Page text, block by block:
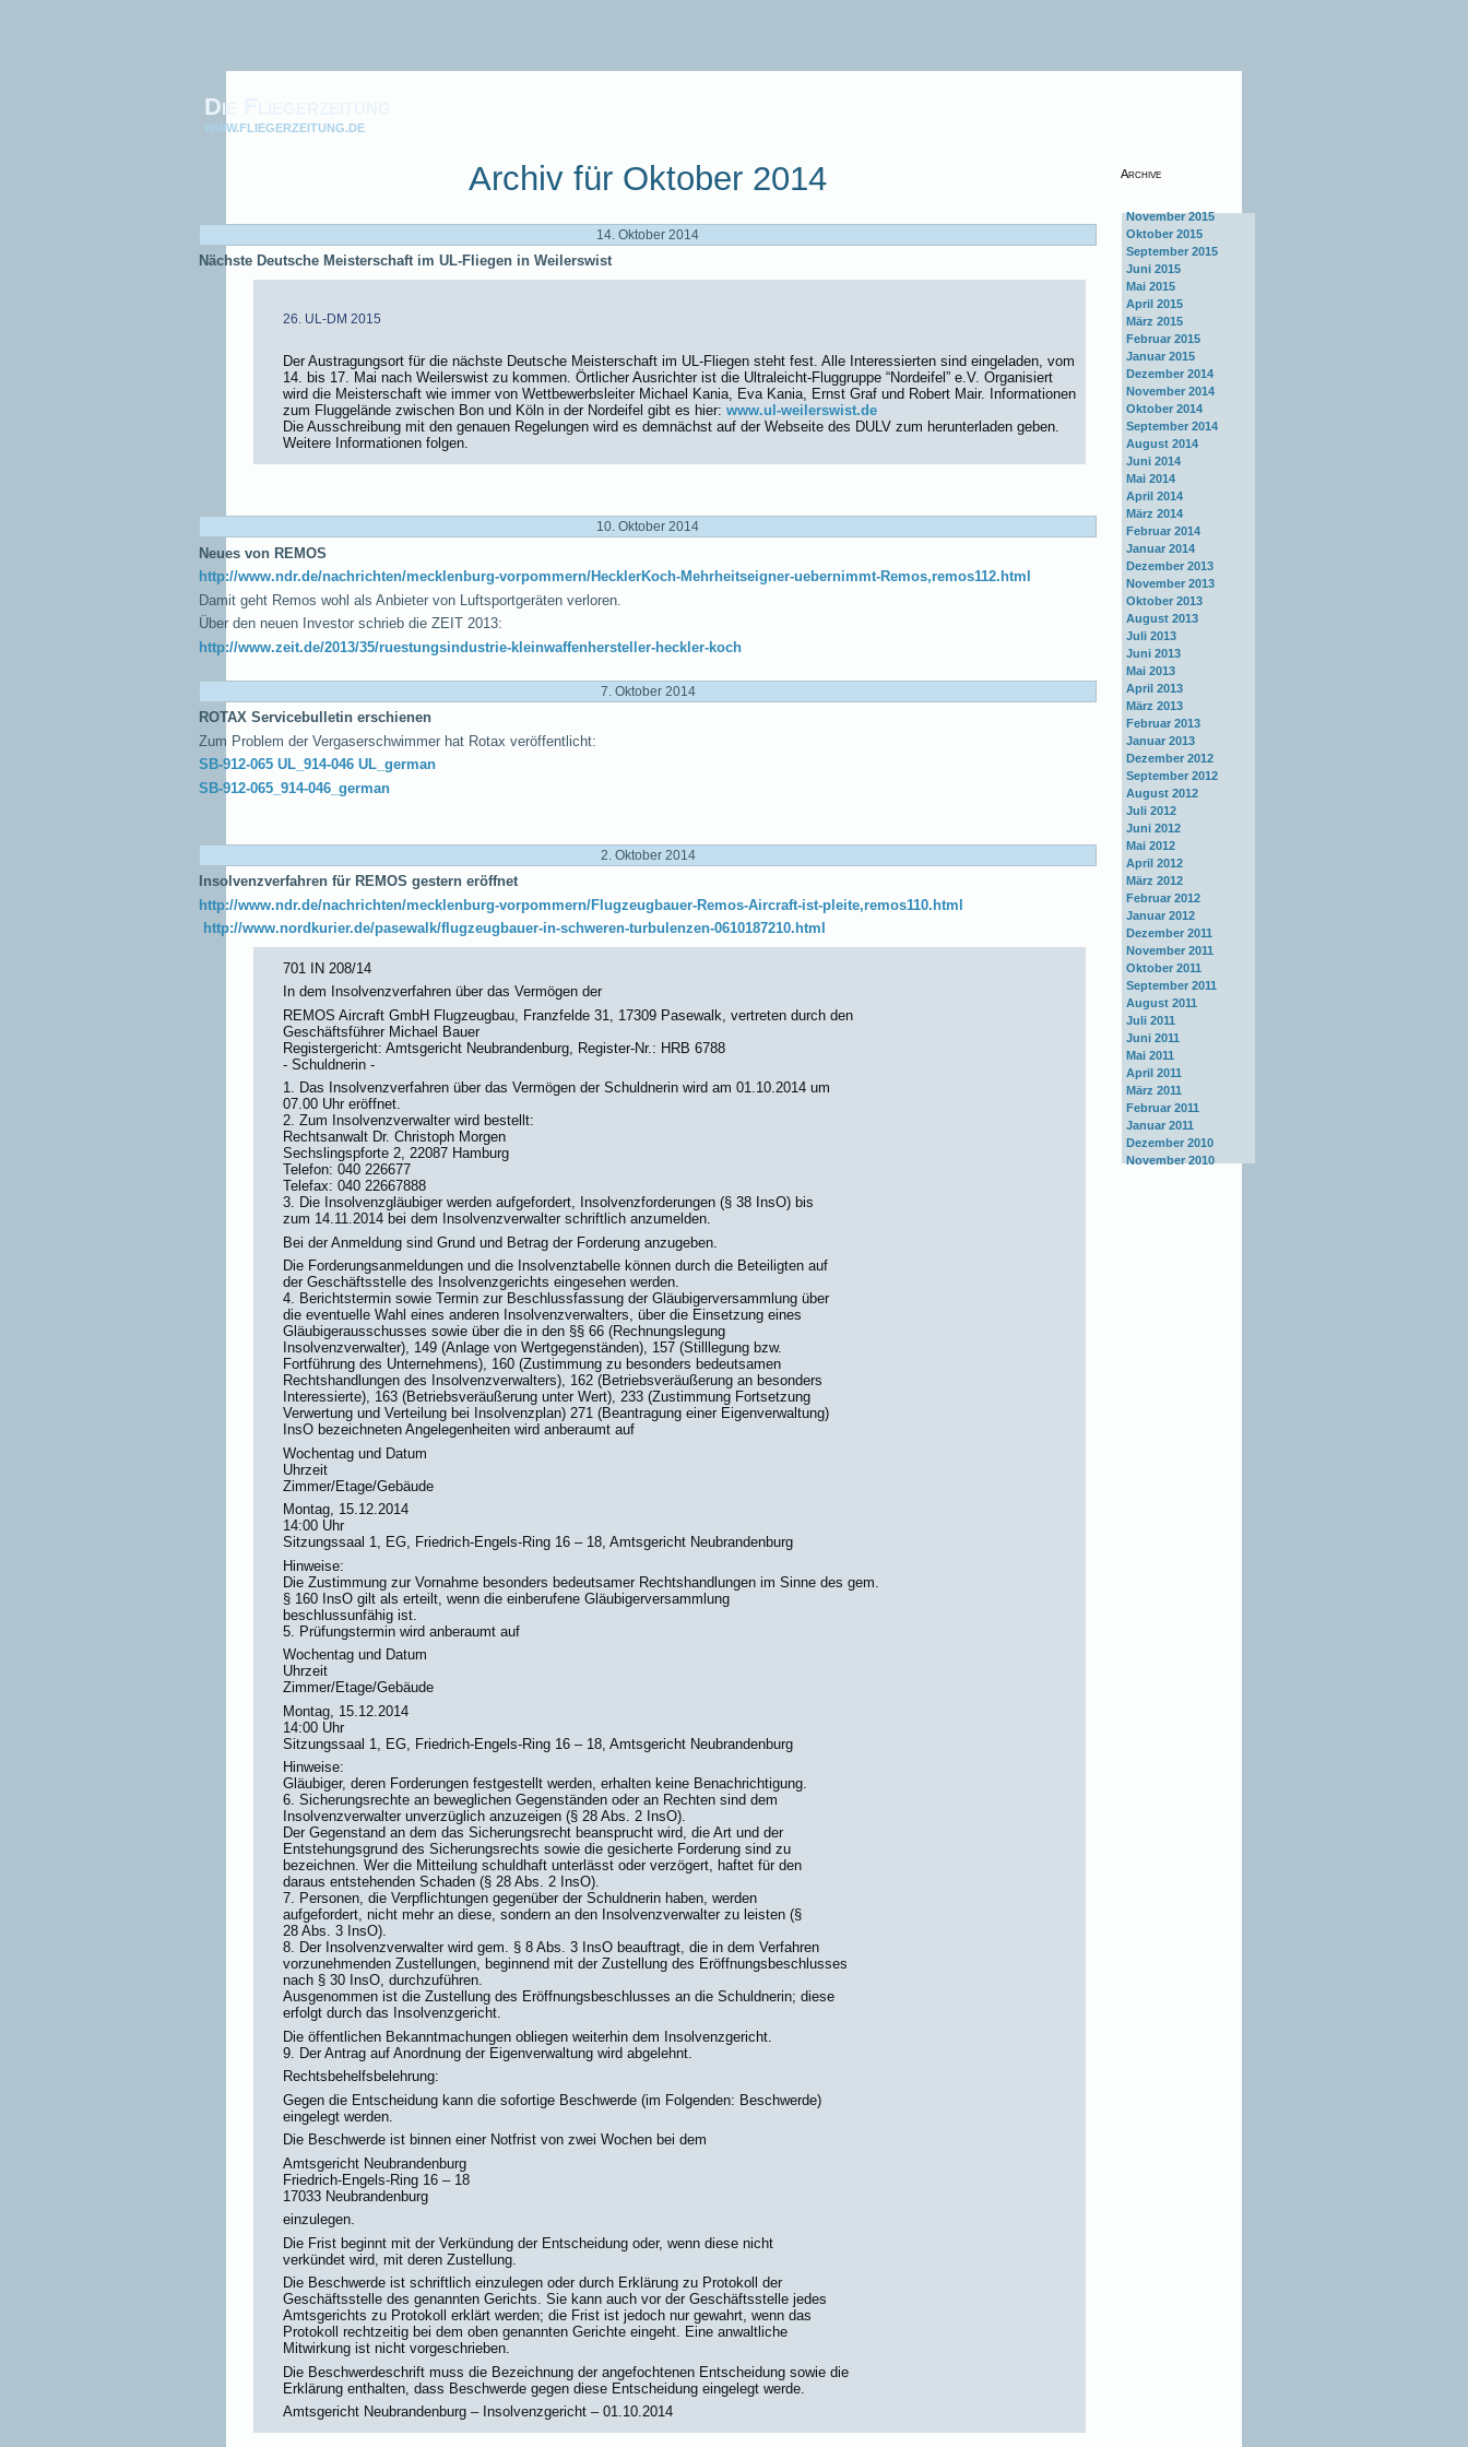
Die Fliegerzeitung
WWW.FLIEGERZEITUNG.DE
Archiv für Oktober 2014
14. Oktober 2014
Nächste Deutsche Meisterschaft im UL-Fliegen in Weilerswist
26. UL-DM 2015
Der Austragungsort für die nächste Deutsche Meisterschaft im UL-Fliegen steht fest. Alle Interessierten sind eingeladen, vom
14. bis 17. Mai nach Weilerswist zu kommen. Örtlicher Ausrichter ist die Ultraleicht-Fluggruppe “Nordeifel” e.V. Organisiert
wird die Meisterschaft wie immer von Wettbewerbsleiter Michael Kania, Eva Kania, Ernst Graf und Robert Mair. Informationen
zum Fluggelände zwischen Bon und Köln in der Nordeifel gibt es hier: www.ul-weilerswist.de
Die Ausschreibung mit den genauen Regelungen wird es demnächst auf der Webseite des DULV zum herunterladen geben.
Weitere Informationen folgen.
10. Oktober 2014
Neues von REMOS
http://www.ndr.de/nachrichten/mecklenburg-vorpommern/HecklerKoch-Mehrheitseigner-uebernimmt-Remos,remos112.html
Damit geht Remos wohl als Anbieter von Luftsportgeräten verloren.
Über den neuen Investor schrieb die ZEIT 2013:
http://www.zeit.de/2013/35/ruestungsindustrie-kleinwaffenhersteller-heckler-koch
7. Oktober 2014
ROTAX Servicebulletin erschienen
Zum Problem der Vergaserschwimmer hat Rotax veröffentlicht:
SB-912-065 UL_914-046 UL_german
SB-912-065_914-046_german
2. Oktober 2014
Insolvenzverfahren für REMOS gestern eröffnet
http://www.ndr.de/nachrichten/mecklenburg-vorpommern/Flugzeugbauer-Remos-Aircraft-ist-pleite,remos110.html
http://www.nordkurier.de/pasewalk/flugzeugbauer-in-schweren-turbulenzen-0610187210.html
701 IN 208/14
In dem Insolvenzverfahren über das Vermögen der
REMOS Aircraft GmbH Flugzeugbau, Franzfelde 31, 17309 Pasewalk, vertreten durch den
Geschäftsführer Michael Bauer
Registergericht: Amtsgericht Neubrandenburg, Register-Nr.: HRB 6788
- Schuldnerin -
1. Das Insolvenzverfahren über das Vermögen der Schuldnerin wird am 01.10.2014 um
07.00 Uhr eröffnet.
2. Zum Insolvenzverwalter wird bestellt:
Rechtsanwalt Dr. Christoph Morgen
Sechslingspforte 2, 22087 Hamburg
Telefon: 040 226677
Telefax: 040 22667888
3. Die Insolvenzgläubiger werden aufgefordert, Insolvenzforderungen (§ 38 InsO) bis
zum 14.11.2014 bei dem Insolvenzverwalter schriftlich anzumelden.
Bei der Anmeldung sind Grund und Betrag der Forderung anzugeben.
Die Forderungsanmeldungen und die Insolvenztabelle können durch die Beteiligten auf
der Geschäftsstelle des Insolvenzgerichts eingesehen werden.
4. Berichtstermin sowie Termin zur Beschlussfassung der Gläubigerversammlung über
die eventuelle Wahl eines anderen Insolvenzverwalters, über die Einsetzung eines
Gläubigerausschusses sowie über die in den §§ 66 (Rechnungslegung
Insolvenzverwalter), 149 (Anlage von Wertgegenständen), 157 (Stilllegung bzw.
Fortführung des Unternehmens), 160 (Zustimmung zu besonders bedeutsamen
Rechtshandlungen des Insolvenzverwalters), 162 (Betriebsveräußerung an besonders
Interessierte), 163 (Betriebsveräußerung unter Wert), 233 (Zustimmung Fortsetzung
Verwertung und Verteilung bei Insolvenzplan) 271 (Beantragung einer Eigenverwaltung)
InsO bezeichneten Angelegenheiten wird anberaumt auf
Wochentag und Datum
Uhrzeit
Zimmer/Etage/Gebäude
Montag, 15.12.2014
14:00 Uhr
Sitzungssaal 1, EG, Friedrich-Engels-Ring 16 – 18, Amtsgericht Neubrandenburg
Hinweise:
Die Zustimmung zur Vornahme besonders bedeutsamer Rechtshandlungen im Sinne des gem.
§ 160 InsO gilt als erteilt, wenn die einberufene Gläubigerversammlung
beschlussunfähig ist.
5. Prüfungstermin wird anberaumt auf
Wochentag und Datum
Uhrzeit
Zimmer/Etage/Gebäude
Montag, 15.12.2014
14:00 Uhr
Sitzungssaal 1, EG, Friedrich-Engels-Ring 16 – 18, Amtsgericht Neubrandenburg
Hinweise:
Gläubiger, deren Forderungen festgestellt werden, erhalten keine Benachrichtigung.
6. Sicherungsrechte an beweglichen Gegenständen oder an Rechten sind dem
Insolvenzverwalter unverzüglich anzuzeigen (§ 28 Abs. 2 InsO).
Der Gegenstand an dem das Sicherungsrecht beansprucht wird, die Art und der
Entstehungsgrund des Sicherungsrechts sowie die gesicherte Forderung sind zu
bezeichnen. Wer die Mitteilung schuldhaft unterlässt oder verzögert, haftet für den
daraus entstehenden Schaden (§ 28 Abs. 2 InsO).
7. Personen, die Verpflichtungen gegenüber der Schuldnerin haben, werden
aufgefordert, nicht mehr an diese, sondern an den Insolvenzverwalter zu leisten (§
28 Abs. 3 InsO).
8. Der Insolvenzverwalter wird gem. § 8 Abs. 3 InsO beauftragt, die in dem Verfahren
vorzunehmenden Zustellungen, beginnend mit der Zustellung des Eröffnungsbeschlusses
nach § 30 InsO, durchzuführen.
Ausgenommen ist die Zustellung des Eröffnungsbeschlusses an die Schuldnerin; diese
erfolgt durch das Insolvenzgericht.
Die öffentlichen Bekanntmachungen obliegen weiterhin dem Insolvenzgericht.
9. Der Antrag auf Anordnung der Eigenverwaltung wird abgelehnt.
Rechtsbehelfsbelehrung:
Gegen die Entscheidung kann die sofortige Beschwerde (im Folgenden: Beschwerde)
eingelegt werden.
Die Beschwerde ist binnen einer Notfrist von zwei Wochen bei dem
Amtsgericht Neubrandenburg
Friedrich-Engels-Ring 16 – 18
17033 Neubrandenburg
einzulegen.
Die Frist beginnt mit der Verkündung der Entscheidung oder, wenn diese nicht
verkündet wird, mit deren Zustellung.
Die Beschwerde ist schriftlich einzulegen oder durch Erklärung zu Protokoll der
Geschäftsstelle des genannten Gerichts. Sie kann auch vor der Geschäftsstelle jedes
Amtsgerichts zu Protokoll erklärt werden; die Frist ist jedoch nur gewahrt, wenn das
Protokoll rechtzeitig bei dem oben genannten Gerichte eingeht. Eine anwaltliche
Mitwirkung ist nicht vorgeschrieben.
Die Beschwerdeschrift muss die Bezeichnung der angefochtenen Entscheidung sowie die
Erklärung enthalten, dass Beschwerde gegen diese Entscheidung eingelegt werde.
Amtsgericht Neubrandenburg – Insolvenzgericht – 01.10.2014
Archive
November 2015
Oktober 2015
September 2015
Juni 2015
Mai 2015
April 2015
März 2015
Februar 2015
Januar 2015
Dezember 2014
November 2014
Oktober 2014
September 2014
August 2014
Juni 2014
Mai 2014
April 2014
März 2014
Februar 2014
Januar 2014
Dezember 2013
November 2013
Oktober 2013
August 2013
Juli 2013
Juni 2013
Mai 2013
April 2013
März 2013
Februar 2013
Januar 2013
Dezember 2012
September 2012
August 2012
Juli 2012
Juni 2012
Mai 2012
April 2012
März 2012
Februar 2012
Januar 2012
Dezember 2011
November 2011
Oktober 2011
September 2011
August 2011
Juli 2011
Juni 2011
Mai 2011
April 2011
März 2011
Februar 2011
Januar 2011
Dezember 2010
November 2010